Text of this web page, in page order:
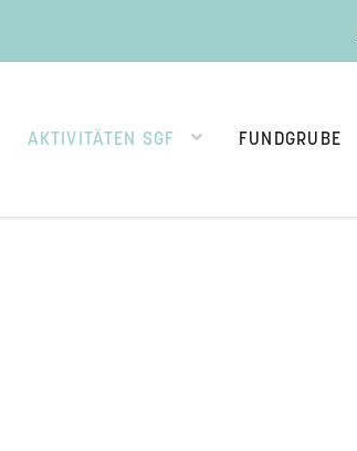
AKTIVITÄTEN SGF FUNDGRUBE